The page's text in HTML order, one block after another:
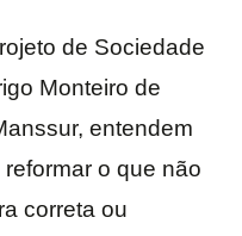
de Sociedade
Monteiro de
entendem
o que não
correta ou